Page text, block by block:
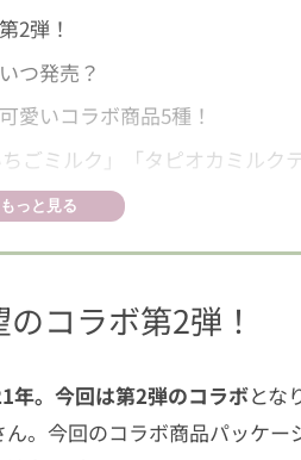
2弾！
つ発売？
いコラボ商品5種！
ごミルク」「タピオカミルクテ
ート
もっと見る
コラボ第2弾！
年。今回は第2弾のコラボとな
。今回のコラボ商品パッケー